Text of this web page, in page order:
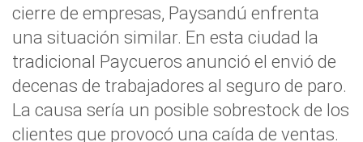
cierre de empresas, Paysandú enfrenta
una situación similar. En esta ciudad la
tradicional Paycueros anunció el envió de
decenas de trabajadores al seguro de paro.
La causa sería un posible sobrestock de los
clientes que provocó una caída de ventas.